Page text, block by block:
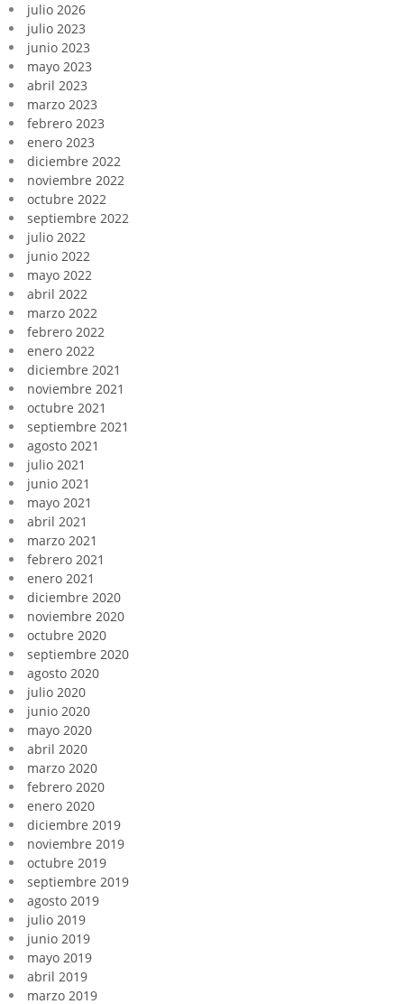
julio 2026
julio 2023
junio 2023
mayo 2023
abril 2023
marzo 2023
febrero 2023
enero 2023
diciembre 2022
noviembre 2022
octubre 2022
septiembre 2022
julio 2022
junio 2022
mayo 2022
abril 2022
marzo 2022
febrero 2022
enero 2022
diciembre 2021
noviembre 2021
octubre 2021
septiembre 2021
agosto 2021
julio 2021
junio 2021
mayo 2021
abril 2021
marzo 2021
febrero 2021
enero 2021
diciembre 2020
noviembre 2020
octubre 2020
septiembre 2020
agosto 2020
julio 2020
junio 2020
mayo 2020
abril 2020
marzo 2020
febrero 2020
enero 2020
diciembre 2019
noviembre 2019
octubre 2019
septiembre 2019
agosto 2019
julio 2019
junio 2019
mayo 2019
abril 2019
marzo 2019